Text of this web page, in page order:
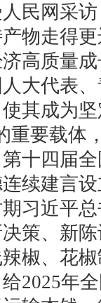
民网采
物走得
高质量
大代表
其成为
重要载体
十四届
连续建言
习近平
策、新
椒、花
2025年